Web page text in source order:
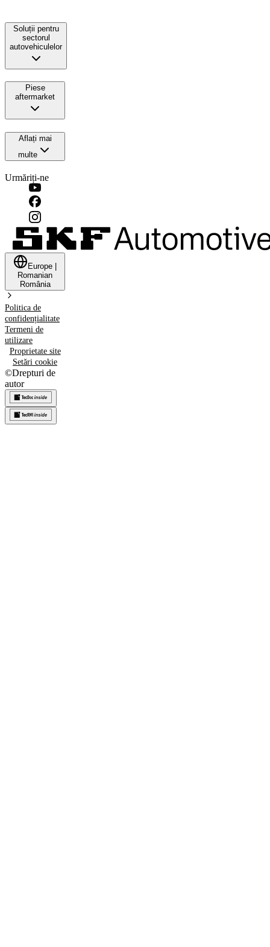
Soluții pentru
sectorul
autovehiculelor
Piese
aftermarket
Aflați mai
multe
Urmăriți-ne
Europe
Romanian
România
Politica de
confidențialitate
Termeni de
utilizare
Proprietate site
Setări cookie
©Drepturi de
autor